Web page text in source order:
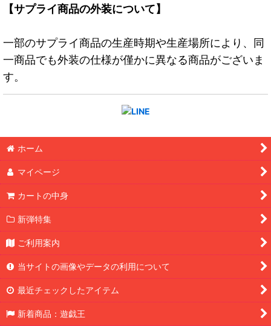
【サプライ商品の外装について】
一部のサプライ商品の生産時期や生産場所により、同
一商品でも外装の仕様が僅かに異なる商品がございま
す。
ホーム
マイページ
カートの中身
新弾特集
ご利用案内
当サイトの画像やデータの利用について
最近チェックしたアイテム
新着商品：遊戯王